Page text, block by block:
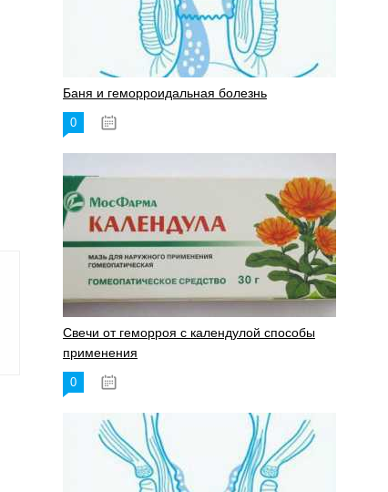
Баня и геморроидальная болезнь
0
Свечи от геморроя с календулой способы
применения
0